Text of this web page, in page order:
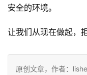
安全的环境。
让我们从现在做起，
原创文章，作者：